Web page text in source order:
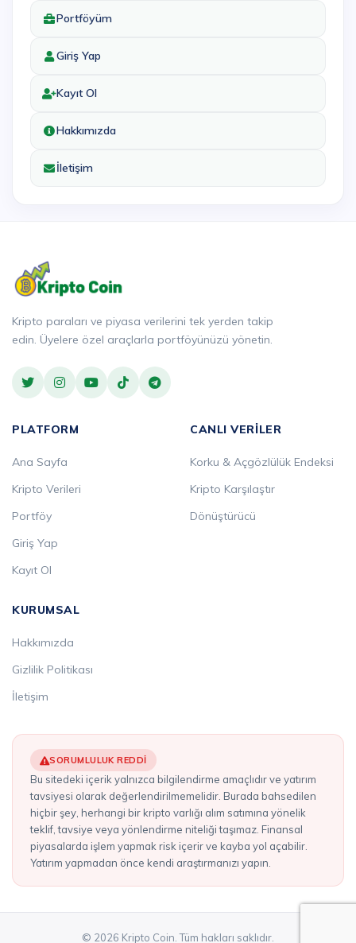
Portföyüm
Giriş Yap
Kayıt Ol
Hakkımızda
İletişim
Kripto paraları ve piyasa verilerini tek yerden takip
edin. Üyelere özel araçlarla portföyünüzü yönetin.
PLATFORM
Ana Sayfa
Kripto Verileri
Portföy
Giriş Yap
Kayıt Ol
CANLI VERILER
Korku & Açgözlülük Endeksi
Kripto Karşılaştır
Dönüştürücü
KURUMSAL
Hakkımızda
Gizlilik Politikası
İletişim
SORUMLULUK REDDI
Bu sitedeki içerik yalnızca bilgilendirme amaçlıdır ve yatırım
tavsiyesi olarak değerlendirilmemelidir. Burada bahsedilen
hiçbir şey, herhangi bir kripto varlığı alım satımına yönelik
teklif, tavsiye veya yönlendirme niteliği taşımaz. Finansal
piyasalarda işlem yapmak risk içerir ve kayba yol açabilir.
Yatırım yapmadan önce kendi araştırmanızı yapın.
© 2026 Kripto Coin. Tüm hakları saklıdır.